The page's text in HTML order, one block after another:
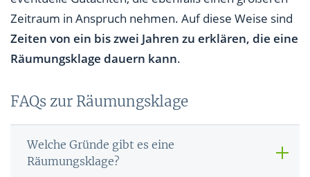
Zeitraum in Anspruch nehmen. Auf diese Weise sind
Zeiten von ein bis zwei Jahren zu erklären, die eine
Räumungsklage dauern kann.
FAQs zur Räumungsklage
Welche Gründe gibt es eine
Räumungsklage?